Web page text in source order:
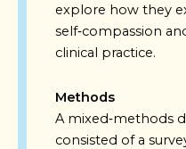
explore how they
self‑compassion
clinical practice.
Methods
A mixed‑methods
consisted of a